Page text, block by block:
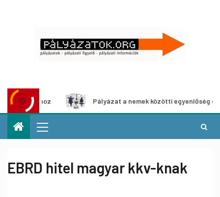
Pályázat a nemek közötti egyenlőség európai
EBRD hitel magyar kkv-knak